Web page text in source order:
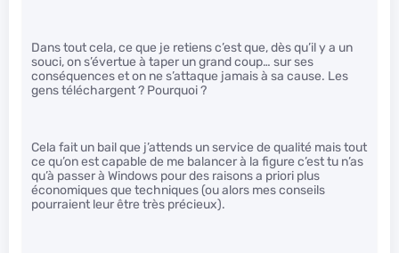
Dans tout cela, ce que je retiens c’est que, dès qu’il y a un
souci, on s’évertue à taper un grand coup… sur ses
conséquences et on ne s’attaque jamais à sa cause. Les
gens téléchargent ? Pourquoi ?
Cela fait un bail que j’attends un service de qualité mais tout
ce qu’on est capable de me balancer à la figure c’est tu n’as
qu’à passer à Windows pour des raisons a priori plus
économiques que techniques (ou alors mes conseils
pourraient leur être très précieux).